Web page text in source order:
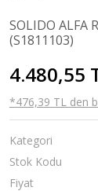
SOLIDO ALFA
(S1811103)
4.480,55
*476,39 TL den
Kategori
Stok Kodu
Fiyat